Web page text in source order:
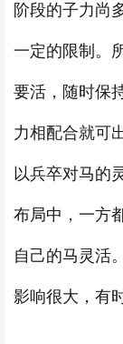
阶段的子力尚
一定的限制。
要活，随时保
力相配合就可
以兵卒对马的
布局中，一方
自己的马灵活
影响很大，有